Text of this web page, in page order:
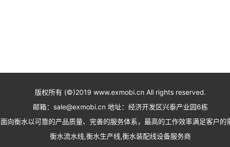
版权所有 (©)2019 www.exmobi.cn All rights reserved.
邮箱：sale@exmobi.cn 地址：经济开发区兴泰产业园6栋
面向衡水以可靠的产品质量、完善的服务体系，最高的工作效率满足客户的
衡水流水线,衡水生产线,衡水装配线设备服务商